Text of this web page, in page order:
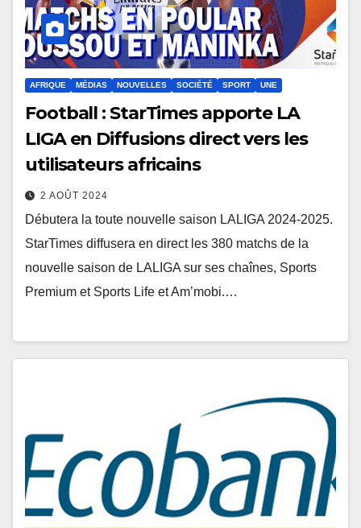
AFRIQUE MÉDIAS NOUVELLES SOCIÉTÉ SPORT UNE
Football : StarTimes apporte LA
LIGA en Diffusions direct vers les
utilisateurs africains
2 AOÛT 2024
Débutera la toute nouvelle saison LALIGA 2024-2025.
StarTimes diffusera en direct les 380 matchs de la
nouvelle saison de LALIGA sur ses chaînes, Sports
Premium et Sports Life et Am’mobi.…